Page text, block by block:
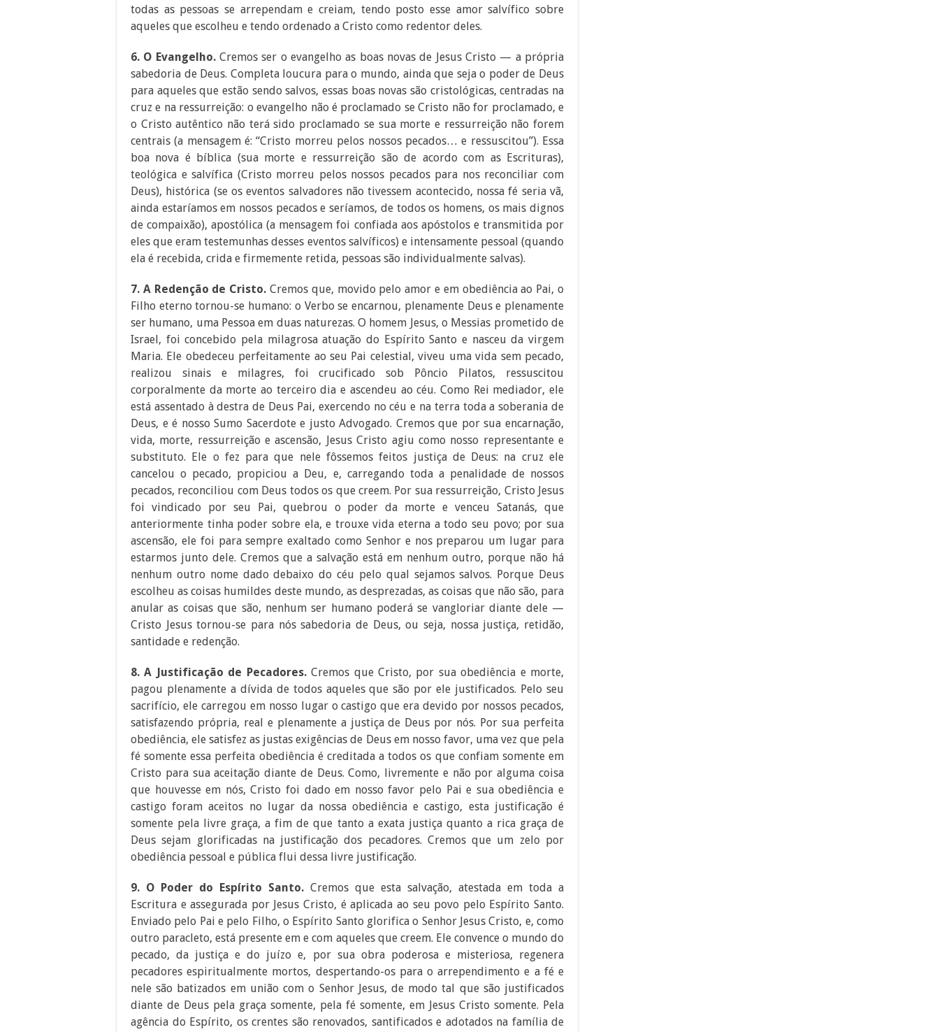
todas as pessoas se arrependam e creiam, tendo posto esse amor salvífico sobre
aqueles que escolheu e tendo ordenado a Cristo como redentor deles.
6. O Evangelho. Cremos ser o evangelho as boas novas de Jesus Cristo — a própria
sabedoria de Deus. Completa loucura para o mundo, ainda que seja o poder de Deus
para aqueles que estão sendo salvos, essas boas novas são cristológicas, centradas na
cruz e na ressurreição: o evangelho não é proclamado se Cristo não for proclamado, e
o Cristo autêntico não terá sido proclamado se sua morte e ressurreição não forem
centrais (a mensagem é: “Cristo morreu pelos nossos pecados… e ressuscitou”). Essa
boa nova é bíblica (sua morte e ressurreição são de acordo com as Escrituras),
teológica e salvífica (Cristo morreu pelos nossos pecados para nos reconciliar com
Deus), histórica (se os eventos salvadores não tivessem acontecido, nossa fé seria vã,
ainda estaríamos em nossos pecados e seríamos, de todos os homens, os mais dignos
de compaixão), apostólica (a mensagem foi confiada aos apóstolos e transmitida por
eles que eram testemunhas desses eventos salvíficos) e intensamente pessoal (quando
ela é recebida, crida e firmemente retida, pessoas são individualmente salvas).
7. A Redenção de Cristo. Cremos que, movido pelo amor e em obediência ao Pai, o
Filho eterno tornou-se humano: o Verbo se encarnou, plenamente Deus e plenamente
ser humano, uma Pessoa em duas naturezas. O homem Jesus, o Messias prometido de
Israel, foi concebido pela milagrosa atuação do Espírito Santo e nasceu da virgem
Maria. Ele obedeceu perfeitamente ao seu Pai celestial, viveu uma vida sem pecado,
realizou sinais e milagres, foi crucificado sob Pôncio Pilatos, ressuscitou
corporalmente da morte ao terceiro dia e ascendeu ao céu. Como Rei mediador, ele
está assentado à destra de Deus Pai, exercendo no céu e na terra toda a soberania de
Deus, e é nosso Sumo Sacerdote e justo Advogado. Cremos que por sua encarnação,
vida, morte, ressurreição e ascensão, Jesus Cristo agiu como nosso representante e
substituto. Ele o fez para que nele fôssemos feitos justiça de Deus: na cruz ele
cancelou o pecado, propiciou a Deu, e, carregando toda a penalidade de nossos
pecados, reconciliou com Deus todos os que creem. Por sua ressurreição, Cristo Jesus
foi vindicado por seu Pai, quebrou o poder da morte e venceu Satanás, que
anteriormente tinha poder sobre ela, e trouxe vida eterna a todo seu povo; por sua
ascensão, ele foi para sempre exaltado como Senhor e nos preparou um lugar para
estarmos junto dele. Cremos que a salvação está em nenhum outro, porque não há
nenhum outro nome dado debaixo do céu pelo qual sejamos salvos. Porque Deus
escolheu as coisas humildes deste mundo, as desprezadas, as coisas que não são, para
anular as coisas que são, nenhum ser humano poderá se vangloriar diante dele —
Cristo Jesus tornou-se para nós sabedoria de Deus, ou seja, nossa justiça, retidão,
santidade e redenção.
8. A Justificação de Pecadores.Cremos que Cristo, por sua obediência e morte,
pagou plenamente a dívida de todos aqueles que são por ele justificados. Pelo seu
sacrifício, ele carregou em nosso lugar o castigo que era devido por nossos pecados,
satisfazendo própria, real e plenamente a justiça de Deus por nós. Por sua perfeita
obediência, ele satisfez as justas exigências de Deus em nosso favor, uma vez que pela
fé somente essa perfeita obediência é creditada a todos os que confiam somente em
Cristo para sua aceitação diante de Deus. Como, livremente e não por alguma coisa
que houvesse em nós, Cristo foi dado em nosso favor pelo Pai e sua obediência e
castigo foram aceitos no lugar da nossa obediência e castigo, esta justificação é
somente pela livre graça, a fim de que tanto a exata justiça quanto a rica graça de
Deus sejam glorificadas na justificação dos pecadores. Cremos que um zelo por
obediência pessoal e pública flui dessa livre justificação.
9. O Poder do Espírito Santo. Cremos que esta salvação, atestada em toda a
Escritura e assegurada por Jesus Cristo, é aplicada ao seu povo pelo Espírito Santo.
Enviado pelo Pai e pelo Filho, o Espírito Santo glorifica o Senhor Jesus Cristo, e, como
outro paracleto, está presente em e com aqueles que creem. Ele convence o mundo do
pecado, da justiça e do juízo e, por sua obra poderosa e misteriosa, regenera
pecadores espiritualmente mortos, despertando-os para o arrependimento e a fé e
nele são batizados em união com o Senhor Jesus, de modo tal que são justificados
diante de Deus pela graça somente, pela fé somente, em Jesus Cristo somente. Pela
agência do Espírito, os crentes são renovados, santificados e adotados na família de